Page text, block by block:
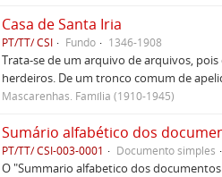
Casa de Santa Iria
PT/TT/ CSI Fundo 1346-1908
Trata-se de um arquivo de arquivos,
herdeiros. De um tronco comum de
Mascarenhas. Família (1910-1945)
PT/TT/ CSI-003-0001 Documento simples
O "Summario alfabetico dos